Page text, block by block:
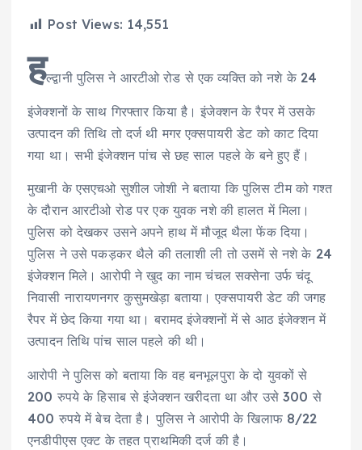
Post Views: 14,551
हल्द्वानी पुलिस ने आरटीओ रोड से एक व्यक्ति को नशे के 24
इंजेक्शनों के साथ गिरफ्तार किया है। इंजेक्शन के रैपर में उसके
उत्पादन की तिथि तो दर्ज थी मगर एक्सपायरी डेट को काट दिया
गया था। सभी इंजेक्शन पांच से छह साल पहले के बने हुए हैं।
मुखानी के एसएचओ सुशील जोशी ने बताया कि पुलिस टीम को गश्त
के दौरान आरटीओ रोड पर एक युवक नशे की हालत में मिला।
पुलिस को देखकर उसने अपने हाथ में मौजूद थैला फेंक दिया।
पुलिस ने उसे पकड़कर थैले की तलाशी ली तो उसमें से नशे के 24
इंजेक्शन मिले। आरोपी ने खुद का नाम चंचल सक्सेना उर्फ चंदू
निवासी नारायणनगर कुसुमखेड़ा बताया। एक्सपायरी डेट की जगह
रैपर में छेद किया गया था। बरामद इंजेक्शनों में से आठ इंजेक्शन में
उत्पादन तिथि पांच साल पहले की थी।
आरोपी ने पुलिस को बताया कि वह बनभूलपुरा के दो युवकों से
200 रुपये के हिसाब से इंजेक्शन खरीदता था और उसे 300 से
400 रुपये में बेच देता है। पुलिस ने आरोपी के खिलाफ 8/22
एनडीपीएस एक्ट के तहत प्राथमिकी दर्ज की है।